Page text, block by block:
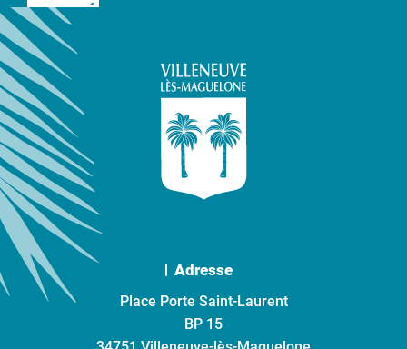
Adresse
Place Porte Saint-Laurent
BP 15